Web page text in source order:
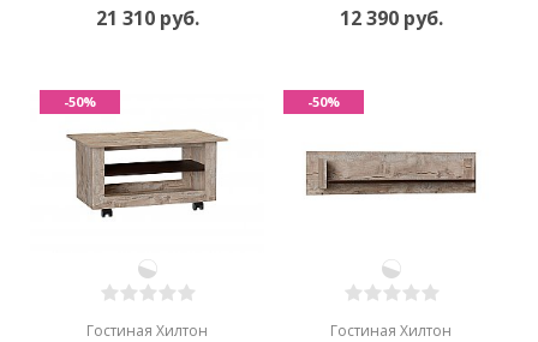
21 310 руб. 12 390 руб.
Гостиная Хилтон
-50%
Гостиная Хилтон
-50%